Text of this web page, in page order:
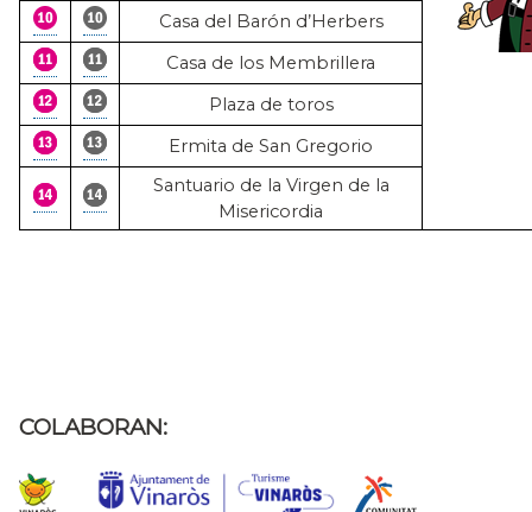
Casa del Barón d’Herbers
Casa de los Membrillera
Plaza de toros
Ermita de San Gregorio
Santuario de la Virgen de la
Misericordia
COLABORAN: